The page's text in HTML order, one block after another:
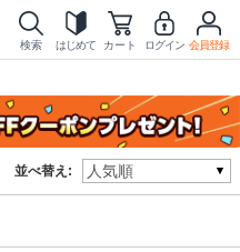
検索 はじめて カート ログイン 会員登録
並べ替え: